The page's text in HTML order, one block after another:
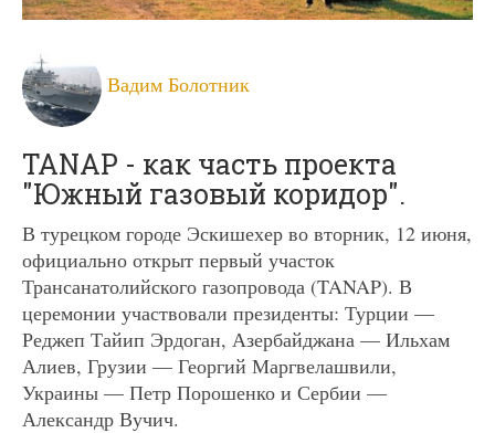
Вадим Болотник
TANAP - как часть проекта
"Южный газовый коридор".
В турецком городе Эскишехер во вторник, 12 июня,
официально открыт первый участок
Трансанатолийского газопровода (TANAP). В
церемонии участвовали президенты: Турции —
Реджеп Тайип Эрдоган, Азербайджана — Ильхам
Алиев, Грузии — Георгий Маргвелашвили,
Украины — Петр Порошенко и Сербии —
Александр Вучич.